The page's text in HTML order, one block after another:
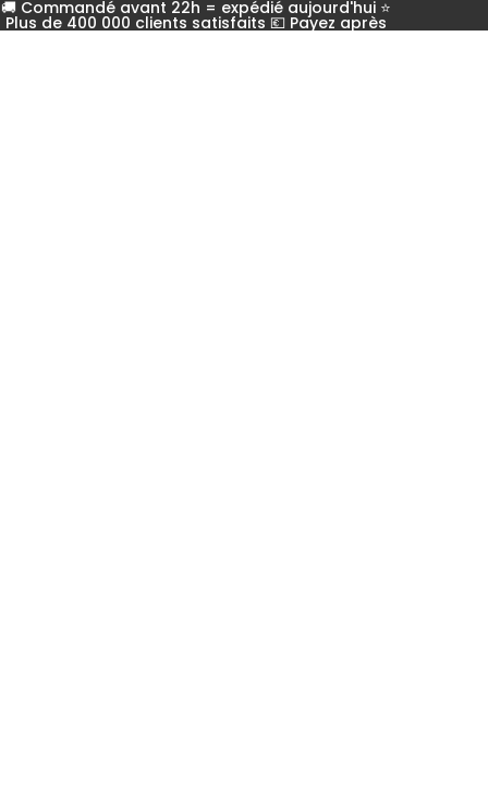
🚚 Commandé avant 22h = expédié aujourd'hui ⭐
Plus de 400 000 clients satisfaits 💶 Payez après